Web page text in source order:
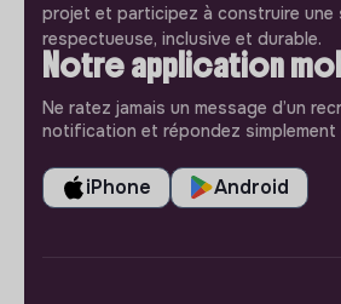
projet et participez à construire une
respectueuse, inclusive et durable.
Notre application
Ne ratez jamais un message d’un
notification et répondez simplement
iPhone Android